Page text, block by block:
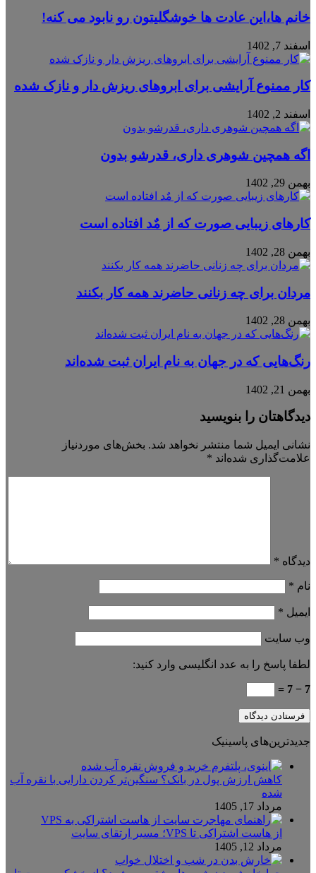
خانم ها،این عادت ها خوشگلیتون رو نابود می کنه!
اسفند 7, 1402
کار ممنوع آرایشی برای ابروهای ریزش دار و نازک شده
اسفند 2, 1402
اگه همچین شوهری داری، قدرشو بدون
بهمن 29, 1402
کارهای زیبایی صورت که از مٌد افتاده است
بهمن 28, 1402
مردان برای چه زنانی حاضرند همه کار بکنند
بهمن 28, 1402
رنگ‌هایی که در جهان به نام ایران ثبت شده‌اند
بهمن 21, 1402
دیدگاهتان را بنویسید
نشانی ایمیل شما منتشر نخواهد شد. بخش‌های موردنیاز
علامت‌گذاری شده‌اند *
دیدگاه *
نام *
ایمیل *
وب‌ سایت
لطفا پاسخ را به عدد انگلیسی وارد کنید:
7 − 7 =
جدیدترین‌های پاسینیک
کاهش ارزش پول در بانک؟ سنگین‌تر کردن دارایی با نقره آب
شده
مرداد 17, 1405
از هاست اشتراکی تا VPS؛ مسیر ارتقای سایت
مرداد 12, 1405